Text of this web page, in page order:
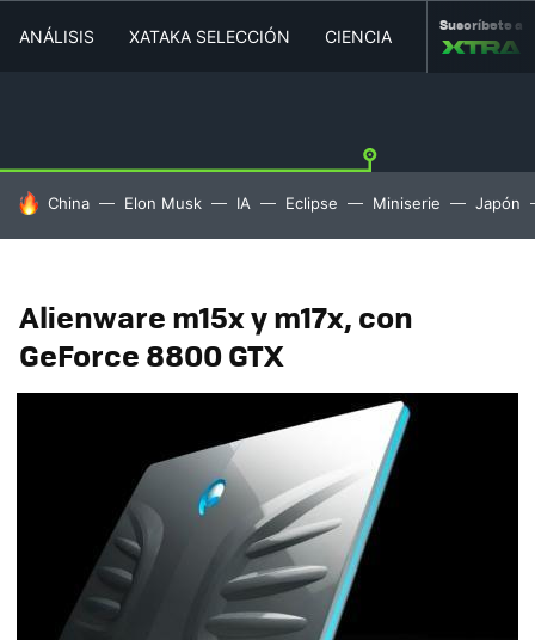
ANÁLISIS XATAKA SELECCIÓN CIENCIA MOVILIDAD
Suscríbete a
HOY SE HABLA DE
China Elon Musk IA Eclipse Miniserie Japón
Alienware m15x y m17x, con
GeForce 8800 GTX